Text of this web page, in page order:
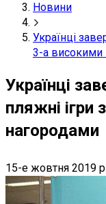
Новини
Українці
3-а високими
Українці
пляжні ігри
нагородами
15-е жовтня 2019 р.